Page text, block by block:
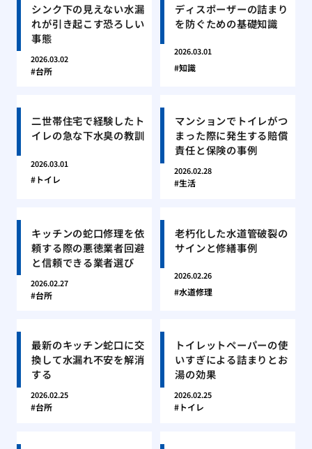
シンク下の見えない水漏
れが引き起こす恐ろしい
事態
2026.03.02
台所
ディスポーザーの詰まり
を防ぐための基礎知識
2026.03.01
知識
二世帯住宅で経験したト
イレの急な下水臭の教訓
2026.03.01
トイレ
マンションでトイレがつ
まった際に発生する賠償
責任と保険の事例
2026.02.28
生活
キッチンの蛇口修理を依
頼する際の悪徳業者回避
と信頼できる業者選び
2026.02.27
台所
老朽化した水道管破裂の
サインと修繕事例
2026.02.26
水道修理
最新のキッチン蛇口に交
換して水漏れ不安を解消
する
2026.02.25
台所
トイレットペーパーの使
いすぎによる詰まりとお
湯の効果
2026.02.25
トイレ